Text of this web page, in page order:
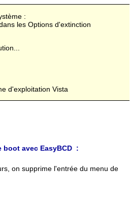
:
les Options d'extinction
d'exploitation Vista
boot avec EasyBCD :
on supprime l'entrée du menu de